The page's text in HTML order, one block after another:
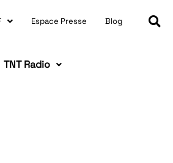
Espace Presse Blog
TNT Radio